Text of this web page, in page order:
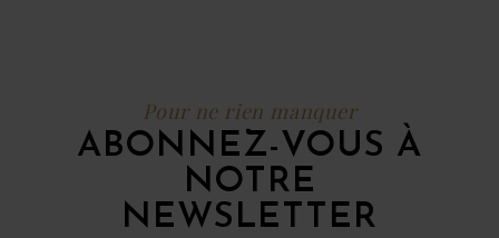
Pour ne rien manquer
ABONNEZ-VOUS À
NOTRE
NEWSLETTER